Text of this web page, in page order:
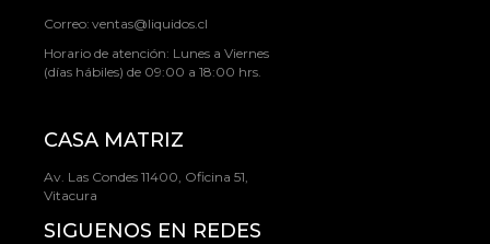
Correo: ventas@liquidos.cl
Horario de atención: Lunes a Viernes
(días hábiles) de 09:00 a 18:00 hrs.
CASA MATRIZ
Av. Las Condes 11400, Oficina 51,
Vitacura
SIGUENOS EN REDES